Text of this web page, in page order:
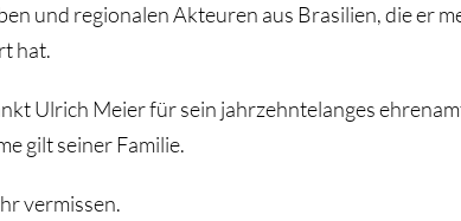
und regionalen Akteuren aus Brasilien, die er
hat.
Ulrich Meier für sein jahrzehntelanges
gilt seiner Familie.
vermissen.